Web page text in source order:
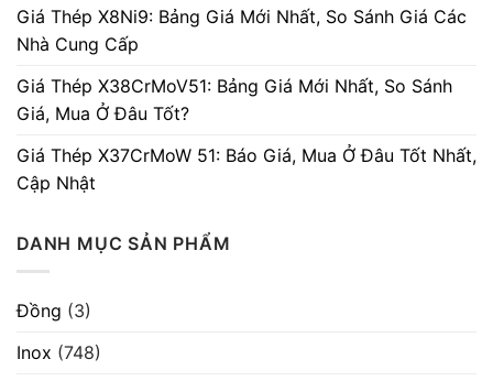
Giá Thép X8Ni9: Bảng Giá Mới Nhất, So Sánh Giá Các
Nhà Cung Cấp
Giá Thép X38CrMoV51: Bảng Giá Mới Nhất, So Sánh
Giá, Mua Ở Đâu Tốt?
Giá Thép X37CrMoW 51: Báo Giá, Mua Ở Đâu Tốt Nhất,
Cập Nhật
DANH MỤC SẢN PHẨM
Đồng (3)
Inox (748)